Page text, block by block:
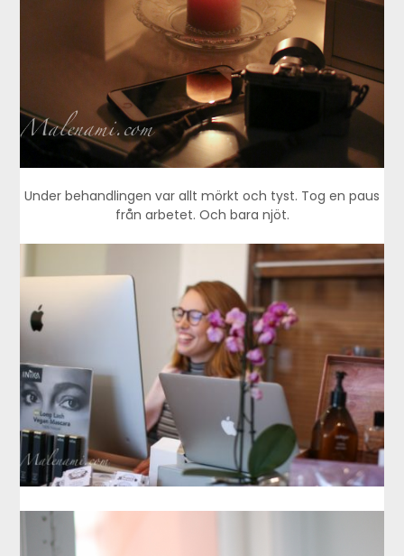
Under behandlingen var allt mörkt och tyst. Tog en paus
från arbetet. Och bara njöt.